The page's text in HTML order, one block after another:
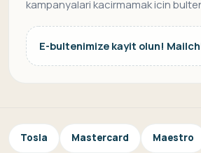
kampanyalari kacirmamak icin
E-bultenimize kayit olun!
Tosla Mastercard Maestro